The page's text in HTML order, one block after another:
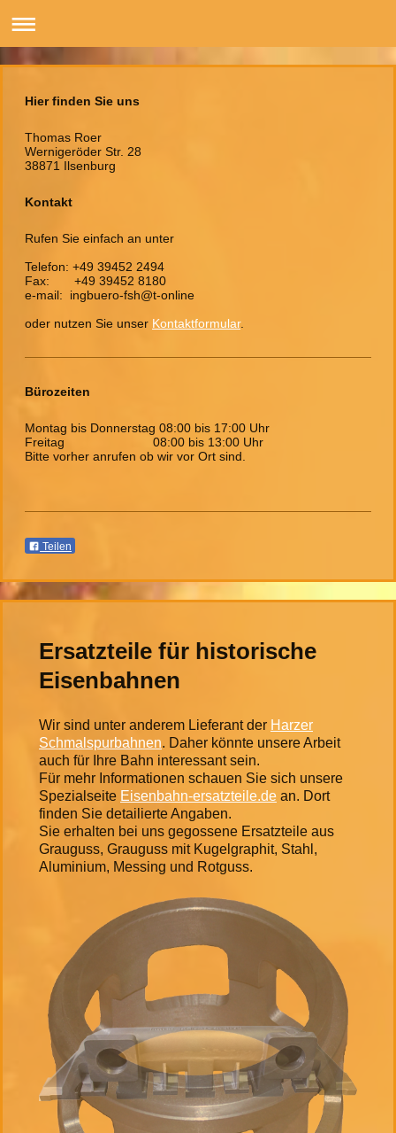
Hier finden Sie uns
Thomas Roer
Wernigeröder Str. 28
38871 Ilsenburg
Kontakt
Rufen Sie einfach an unter
Telefon: +49 39452 2494
Fax: +49 39452 8180
e-mail: ingbuero-fsh@t-online
oder nutzen Sie unser Kontaktformular.
Bürozeiten
Montag bis Donnerstag 08:00 bis 17:00 Uhr
Freitag 08:00 bis 13:00 Uhr
Bitte vorher anrufen ob wir vor Ort sind.
Teilen
Ersatzteile für historische
Eisenbahnen
Wir sind unter anderem Lieferant der Harzer
Schmalspurbahnen. Daher könnte unsere Arbeit
auch für Ihre Bahn interessant sein.
Für mehr Informationen schauen Sie sich unsere
Spezialseite Eisenbahn-ersatzteile.de an. Dort
finden Sie detailierte Angaben.
Sie erhalten bei uns gegossene Ersatzteile aus
Grauguss, Grauguss mit Kugelgraphit, Stahl,
Aluminium, Messing und Rotguss.